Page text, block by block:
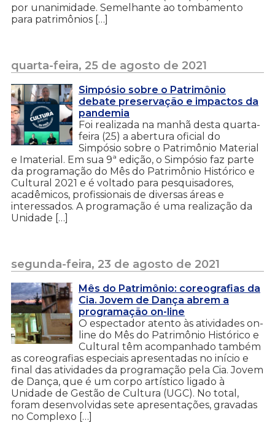
por unanimidade. Semelhante ao tombamento
para patrimônios […]
quarta-feira, 25 de agosto de 2021
Simpósio sobre o Patrimônio
debate preservação e impactos da
pandemia
Foi realizada na manhã desta quarta-
feira (25) a abertura oficial do
Simpósio sobre o Patrimônio Material
e Imaterial. Em sua 9ª edição, o Simpósio faz parte
da programação do Mês do Patrimônio Histórico e
Cultural 2021 e é voltado para pesquisadores,
acadêmicos, profissionais de diversas áreas e
interessados. A programação é uma realização da
Unidade […]
segunda-feira, 23 de agosto de 2021
Mês do Patrimônio: coreografias da
Cia. Jovem de Dança abrem a
programação on-line
O espectador atento às atividades on-
line do Mês do Patrimônio Histórico e
Cultural têm acompanhado também
as coreografias especiais apresentadas no início e
final das atividades da programação pela Cia. Jovem
de Dança, que é um corpo artístico ligado à
Unidade de Gestão de Cultura (UGC). No total,
foram desenvolvidas sete apresentações, gravadas
no Complexo […]